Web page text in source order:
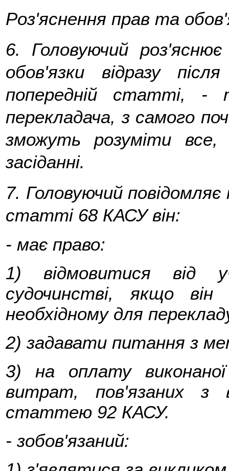
Роз'яснення прав та
6.
Головуючий
обов'язки відразу
попередній статті, -
перекладача, з самого
зможуть розуміти
засіданні.
7. Головуючий повідомляє
статті 68 КАСУ він:
- має право:
1) відмовитися від
судочинстві, якщо
необхідному для
2) задавати питання з
3) на оплату
витрат, пов'язаних з
статтею 92 КАСУ.
- зобов'язаний: